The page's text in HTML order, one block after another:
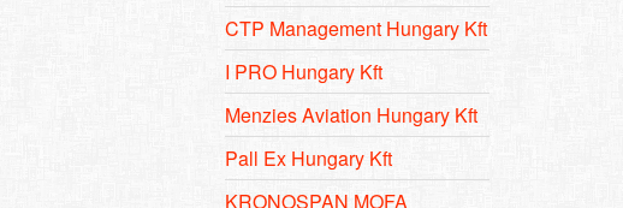
CTP Management Hungary Kft
I PRO Hungary Kft
Menzies Aviation Hungary Kft
Pall Ex Hungary Kft
KRONOSPAN MOFA